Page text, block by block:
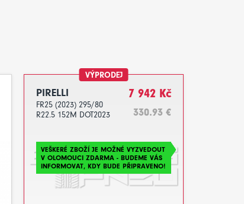
VÝPRODEJ
PIRELLI
FR25 (2023) 295/80
R22.5 152M DOT2023
7 942 Kč
330.93 €
VEŠKERÉ ZBOŽÍ JE MOŽNÉ VYZVEDOUT
V OLOMOUCI ZDARMA - BUDEME VÁS
INFORMOVAT, KDY BUDE PŘIPRAVENO!